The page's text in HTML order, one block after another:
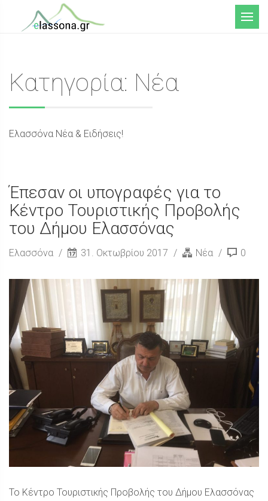
Μενού
Κατηγορία: Νέα
Ελασσόνα Νέα & Ειδήσεις!
Έπεσαν οι υπογραφές για το
Κέντρο Τουριστικής Προβολής
του Δήμου Ελασσόνας
Ελασσόνα 31. Οκτωβρίου 2017 Νέα 0
Το Κέντρο Τουριστικής Προβολής του Δήμου Ελασσόνας